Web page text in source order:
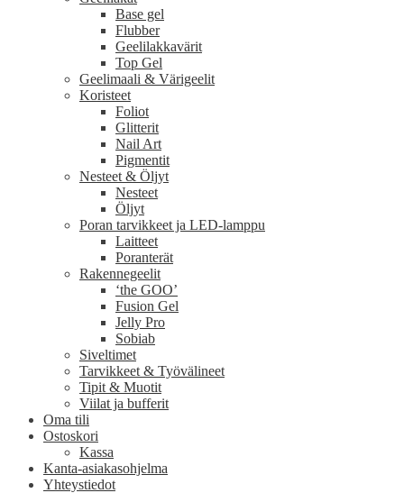
Base gel
Flubber
Geelilakkavärit
Top Gel
Geelimaali & Värigeelit
Koristeet
Foliot
Glitterit
Nail Art
Pigmentit
Nesteet & Öljyt
Nesteet
Öljyt
Poran tarvikkeet ja LED-lamppu
Laitteet
Poranterät
Rakennegeelit
‘the GOO’
Fusion Gel
Jelly Pro
Sobiab
Siveltimet
Tarvikkeet & Työvälineet
Tipit & Muotit
Viilat ja bufferit
Oma tili
Ostoskori
Kassa
Kanta-asiakasohjelma
Yhteystiedot